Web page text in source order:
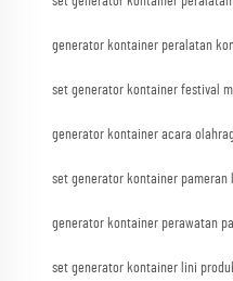
generator kontainer peralatan
set generator kontainer festival
generator kontainer acara
set generator kontainer pameran
generator kontainer perawatan
set generator kontainer lini